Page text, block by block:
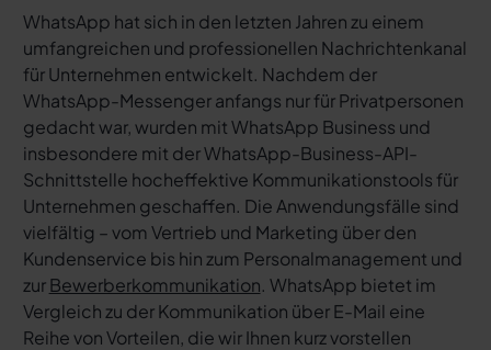
WhatsApp hat sich in den letzten Jahren zu einem
umfangreichen und professionellen Nachrichtenkanal
für Unternehmen entwickelt. Nachdem der
WhatsApp-Messenger anfangs nur für Privatpersonen
gedacht war, wurden mit WhatsApp Business und
insbesondere mit der WhatsApp-Business-API-
Schnittstelle hocheffektive Kommunikationstools für
Unternehmen geschaffen. Die Anwendungsfälle sind
vielfältig – vom Vertrieb und Marketing über den
Kundenservice bis hin zum Personalmanagement und
zurBewerberkommunikation. WhatsApp bietet im
Vergleich zu der Kommunikation über E-Mail eine
Reihe von Vorteilen, die wir Ihnen kurz vorstellen